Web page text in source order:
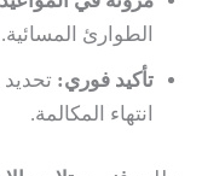
الطوارئ المسائية.
تأكيد فوري:
انتهاء المكالمة.